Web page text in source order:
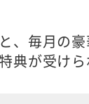
、毎月の
典が受け